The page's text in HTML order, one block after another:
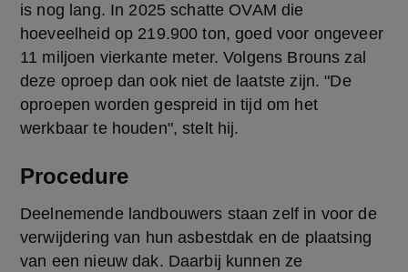
is nog lang. In 2025 schatte OVAM die
hoeveelheid op 219.900 ton, goed voor ongeveer
11 miljoen vierkante meter. Volgens Brouns zal
deze oproep dan ook niet de laatste zijn. "De
oproepen worden gespreid in tijd om het
werkbaar te houden", stelt hij.
Procedure
Deelnemende landbouwers staan zelf in voor de
verwijdering van hun asbestdak en de plaatsing
van een nieuw dak. Daarbij kunnen ze